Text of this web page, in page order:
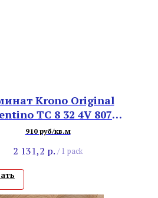
Krono Original
ТС 8 32 4V 8072
Дуб Ностальгия
910 руб/кв.м
2 131,2 р. / 1 pack